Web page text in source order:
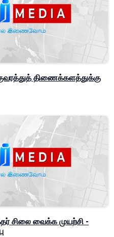
திணைக்களத்துக்கு
சிலை வைக்க முயற்சி -